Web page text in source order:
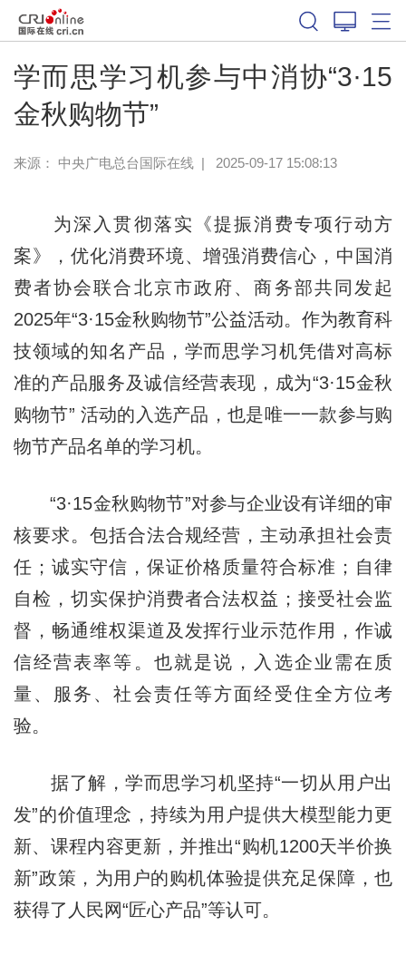
学而思学习机参与中消协“3·15
金秋购物节”
来源： 中央广电总台国际在线| 2025-09-17 15:08:13
为深入贯彻落实《提振消费专项行动方
案》，优化消费环境、增强消费信心，中国消
费者协会联合北京市政府、商务部共同发起
2025年“3·15金秋购物节”公益活动。作为教育科
技领域的知名产品，学而思学习机凭借对高标
准的产品服务及诚信经营表现，成为“3·15金秋
购物节” 活动的入选产品，也是唯一一款参与购
物节产品名单的学习机。
“3·15金秋购物节”对参与企业设有详细的审
核要求。包括合法合规经营，主动承担社会责
任；诚实守信，保证价格质量符合标准；自律
自检，切实保护消费者合法权益；接受社会监
督，畅通维权渠道及发挥行业示范作用，作诚
信经营表率等。也就是说，入选企业需在质
量、服务、社会责任等方面经受住全方位考
验。
据了解，学而思学习机坚持“一切从用户出
发”的价值理念，持续为用户提供大模型能力更
新、课程内容更新，并推出“购机1200天半价换
新”政策，为用户的购机体验提供充足保障，也
获得了人民网“匠心产品”等认可。